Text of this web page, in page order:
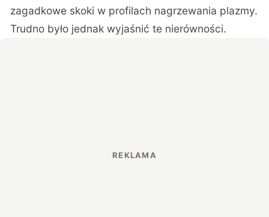
zagadkowe skoki w profilach nagrzewania plazmy.
Trudno było jednak wyjaśnić te nierówności.